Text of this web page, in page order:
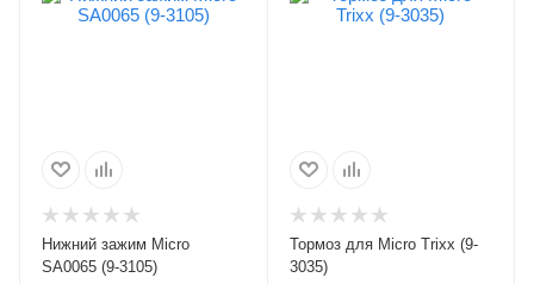
Нижний зажим Micro
SA0065 (9-3105)
Тормоз для Micro Trixx (9-
3035)